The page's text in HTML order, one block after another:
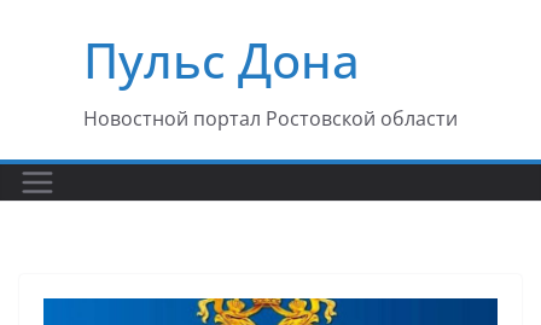
содержимомуПульс Дона
Новостной портал Ростовской области